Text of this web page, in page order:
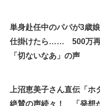
エネルギーの専門メディア
建設×テクノロジーの最前線
単身赴任中のパパが3歳
仕掛けたら…… 500万再
「切ないなあ」の声
上沼恵美子さん直伝「
絶賛の声続々！ 「発想